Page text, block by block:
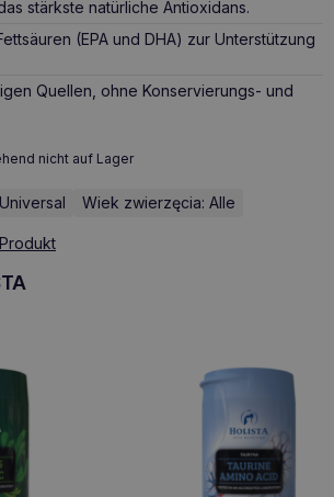
stärkste natürliche Antioxidans.
(EPA und DHA) zur Unterstützung
Quellen, ohne Konservierungs- und
nicht auf Lager
Wiek zwierzęcia: Alle